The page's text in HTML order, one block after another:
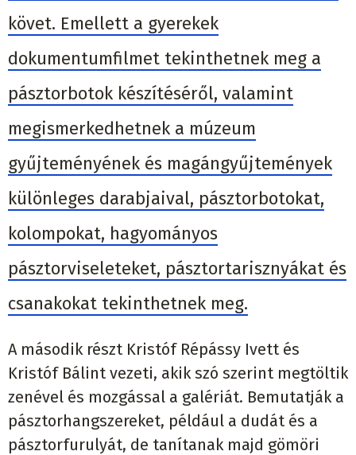
követ. Emellett a gyerekek
dokumentumfilmet tekinthetnek meg a
pásztorbotok készítéséről, valamint
megismerkedhetnek a múzeum
gyűjteményének és magángyűjtemények
különleges darabjaival, pásztorbotokat,
kolompokat, hagyományos
pásztorviseleteket, pásztortarisznyákat és
csanakokat tekinthetnek meg.
A második részt Kristóf Répássy Ivett és
Kristóf Bálint vezeti, akik szó szerint megtöltik
zenével és mozgással a galériát. Bemutatják a
pásztorhangszereket, például a dudát és a
pásztorfurulyát, de tanítanak majd gömöri